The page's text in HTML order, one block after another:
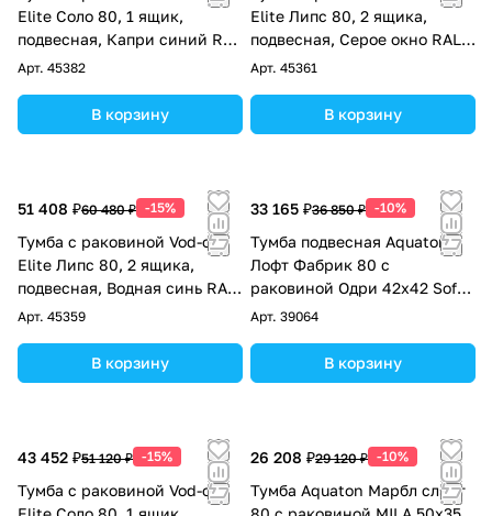
Elite Соло 80, 1 ящик,
подвесная, Капри синий RAL
5019
Арт. 45382
В корзину
Elite Липс 80, 2 ящика,
подвесная, Серое окно RAL
7040
Арт. 45361
В корзину
51 408 ₽60 480 ₽ -15%
Тумба с раковиной Vod-ok
Elite Липс 80, 2 ящика,
подвесная, Водная синь RAL
5021
Арт. 45359
В корзину
33 165 ₽36 850 ₽ -10%
Тумба подвесная Aquaton
Лофт Фабрик 80 с
раковиной Одри 42х42 Soft,
дуб кантри
Арт. 39064
В корзину
43 452 ₽51 120 ₽ -15%
Тумба с раковиной Vod-ok
26 208 ₽29 120 ₽ -10%
Тумба Aquaton Марбл слэйт